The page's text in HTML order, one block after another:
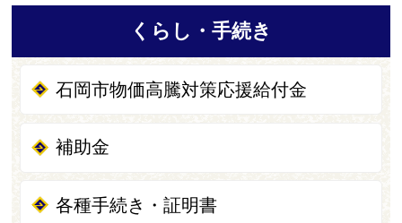
くらし・手続き
石岡市物価高騰対策応援給付金
補助金
各種手続き・証明書